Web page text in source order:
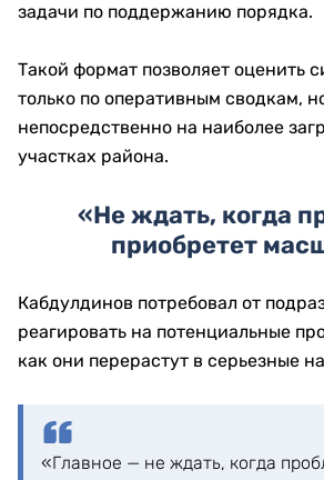
задачи по поддержанию порядка.
Такой формат позволяет оценить
только по оперативным сводкам,
непосредственно на наиболее
участках района.
«Не ждать, когда
приобретет
Кабдулдинов потребовал от
реагировать на потенциальные
как они перерастут в серьезные
«Главное — не ждать, когда